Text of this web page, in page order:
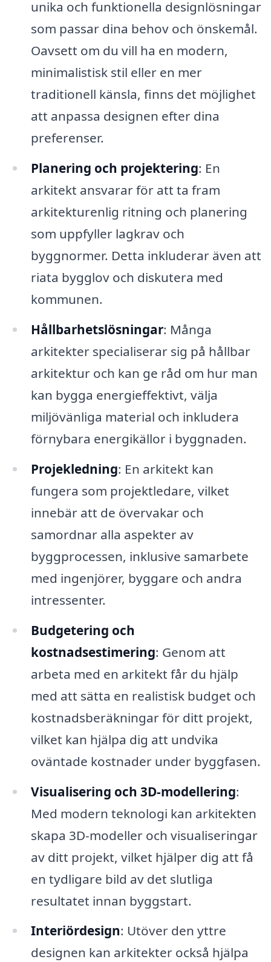
unika och funktionella designlösningar
som passar dina behov och önskemål.
Oavsett om du vill ha en modern,
minimalistisk stil eller en mer
traditionell känsla, finns det möjlighet
att anpassa designen efter dina
preferenser.
Planering och projektering: En
arkitekt ansvarar för att ta fram
arkitekturenlig ritning och planering
som uppfyller lagkrav och
byggnormer. Detta inkluderar även att
riata bygglov och diskutera med
kommunen.
Hållbarhetslösningar: Många
arkitekter specialiserar sig på hållbar
arkitektur och kan ge råd om hur man
kan bygga energieffektivt, välja
miljövänliga material och inkludera
förnybara energikällor i byggnaden.
Projekledning: En arkitekt kan
fungera som projektledare, vilket
innebär att de övervakar och
samordnar alla aspekter av
byggprocessen, inklusive samarbete
med ingenjörer, byggare och andra
intressenter.
Budgetering och
kostnadsestimering: Genom att
arbeta med en arkitekt får du hjälp
med att sätta en realistisk budget och
kostnadsberäkningar för ditt projekt,
vilket kan hjälpa dig att undvika
oväntade kostnader under byggfasen.
Visualisering och 3D-modellering:
Med modern teknologi kan arkitekten
skapa 3D-modeller och visualiseringar
av ditt projekt, vilket hjälper dig att få
en tydligare bild av det slutliga
resultatet innan byggstart.
Interiördesign: Utöver den yttre
designen kan arkitekter också hjälpa